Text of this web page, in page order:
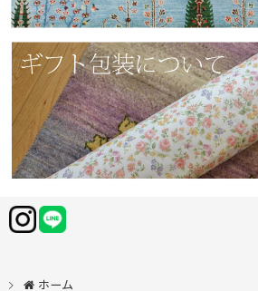
ホーム